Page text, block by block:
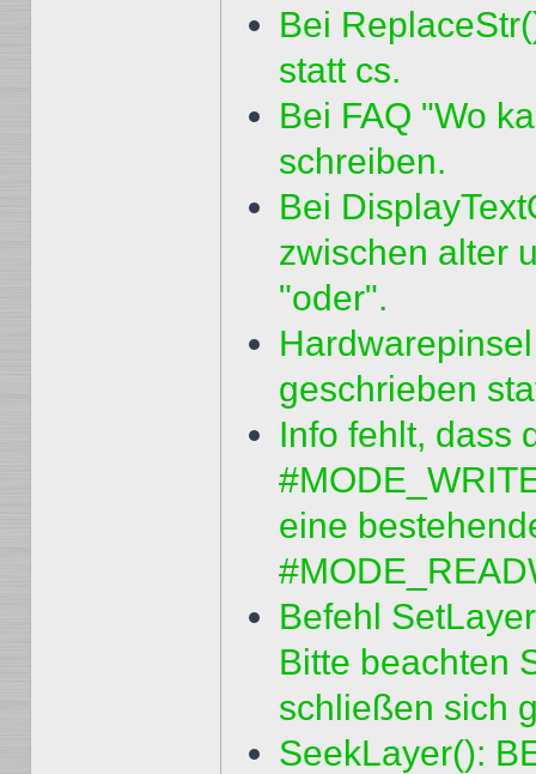
Bei
statt cs.
Bei FAQ "Wo
schreiben.
Bei
zwischen alter
"oder".
geschrieben
Info fehlt, dass
eine
Befehl
Bitte beachten
schließen sich
SeekLayer():